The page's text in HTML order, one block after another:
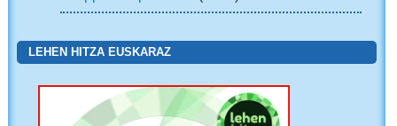
LEHEN HITZA EUSKARAZ